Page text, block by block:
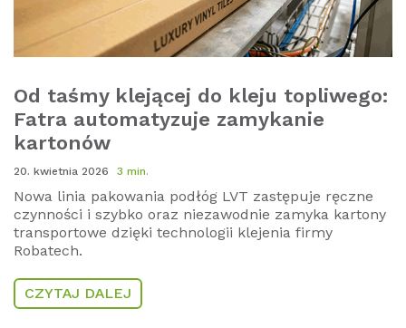
Od taśmy klejącej do kleju topliwego:
Fatra automatyzuje zamykanie
kartonów
20. kwietnia 2026 3 min.
Nowa linia pakowania podłóg LVT zastępuje ręczne
czynności i szybko oraz niezawodnie zamyka kartony
transportowe dzięki technologii klejenia firmy
Robatech.
CZYTAJ DALEJ